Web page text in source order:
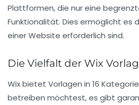
Plattformen, die nur eine
Funktionalität. Dies ermöglicht es
einer Website erforderlich sind.
Die Vielfalt der Wix
Wix bietet Vorlagen in 16
betreiben möchtest, es gibt